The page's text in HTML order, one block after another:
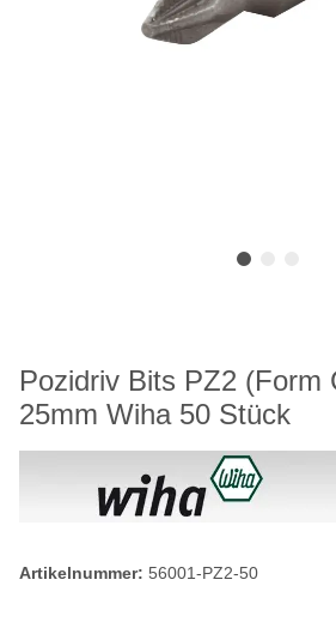
Pozidriv Bits PZ2 (Form
25mm Wiha 50 Stück
Artikelnummer: 56001-PZ2-50